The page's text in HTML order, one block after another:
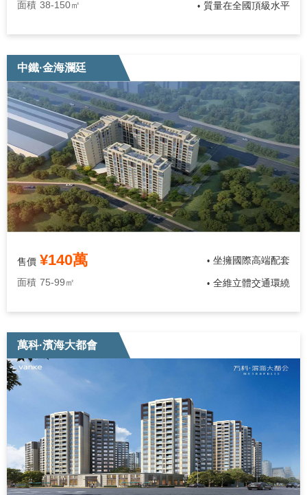
面積 38-150㎡ • 質量在全國頂級水平
中鐵·金海瀾廷
售價 ¥140萬
面積 75-99㎡
• 坐擁國際高端配套
• 全維立體交通環繞
萬科·濱海大都會